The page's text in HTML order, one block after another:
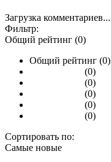
Загрузка комментариев...
Фильтр:
Общий рейтинг (0)
Общий рейтинг (0)
(0)
(0)
(0)
(0)
(0)
Сортировать по:
Самые новые